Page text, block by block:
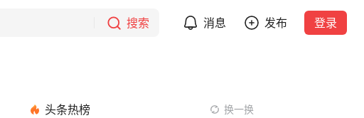
搜索 消息 发布 登录
头条热榜 换一换